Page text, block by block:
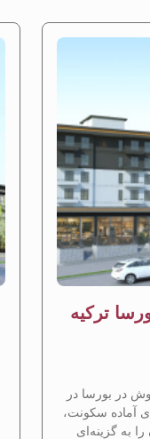
ترکیه
در بورسا در
آماده سکونت،
به گزینه‌ای